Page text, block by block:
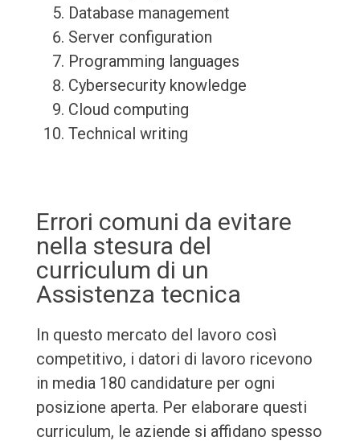
Database management
Server configuration
Programming languages
Cybersecurity knowledge
Cloud computing
Technical writing
Errori comuni da evitare
nella stesura del
curriculum di un
Assistenza tecnica
In questo mercato del lavoro così
competitivo, i datori di lavoro ricevono
in media 180 candidature per ogni
posizione aperta. Per elaborare questi
curriculum, le aziende si affidano spesso